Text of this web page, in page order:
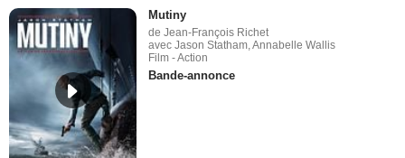
Mutiny
de Jean-François Richet
avec Jason Statham, Annabelle Wallis
Film - Action
Bande-annonce